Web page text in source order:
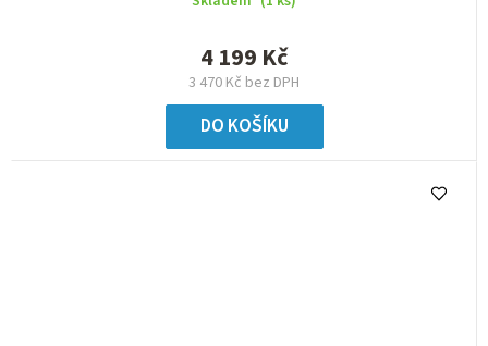
3 470 Kč bez DPH
4 199 Kč
DO KOŠÍKU